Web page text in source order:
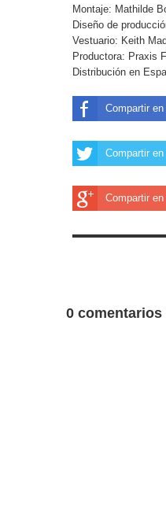
Montaje: Mathilde
Diseño de
Vestuario: Keith
Productora: Praxis
Distribución en
Compartir
Compartir
Compartir
0 comentarios